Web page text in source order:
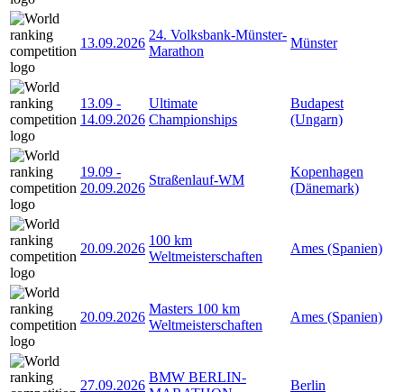
13.09.2026
24. Volksbank-Münster-
Marathon
Münster
13.09 -
14.09.2026
Ultimate
Championships
Budapest
(Ungarn)
19.09 -
20.09.2026
Straßenlauf-WM
Kopenhagen
(Dänemark)
20.09.2026
100 km
Weltmeisterschaften
Ames (Spanien)
20.09.2026
Masters 100 km
Weltmeisterschaften
Ames (Spanien)
27.09.2026
BMW BERLIN-
Berlin